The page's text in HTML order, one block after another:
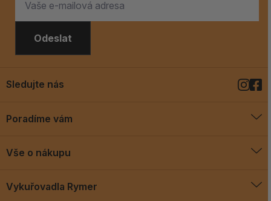
Odeslat
Poradíme vám
Blog
Vše o nákupu
Vykuřovadla Rymer
Sledujte nás